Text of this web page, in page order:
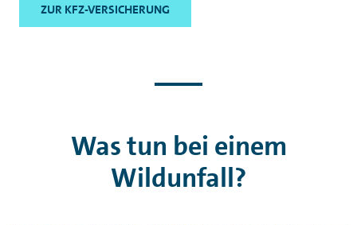
ZUR KFZ-VERSICHERUNG
Was tun bei einem
Wildunfall?